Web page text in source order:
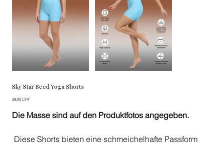
Sky Star Seed Yoga Shorts
Preis
39,00 CHF
Die Masse sind auf den Produktfotos angegeben.
Diese Shorts bieten eine schmeichelhafte Passform